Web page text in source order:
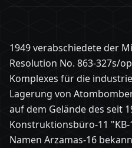
1949 verabschiedete der
Resolution No. 863-327s/
Komplexes für die
Lagerung von
auf dem Gelände des seit
Konstruktionsbüro-11
Namen Arzamas-16